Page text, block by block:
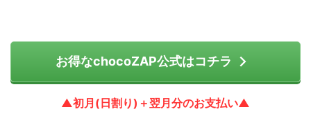
お得なchocoZAP公式はコチラ
▲初月(日割り)＋翌月分のお支払い▲